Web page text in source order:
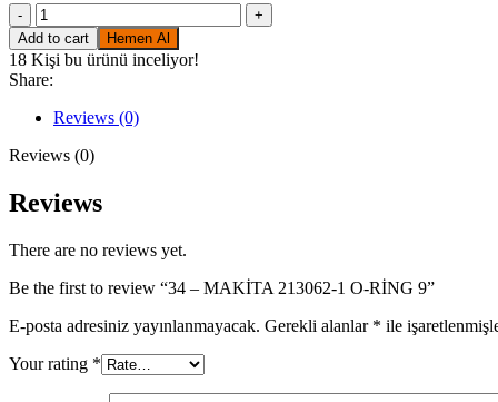
34
-
MAKİTA
213062-
1
O-
RİNG
9
Add to cart Hemen Al
18 Kişi bu ürünü inceliyor!
Share:
Reviews (0)
Reviews (0)
Reviews
There are no reviews yet.
Be the first to review “34 – MAKİTA 213062-1 O-RİNG 9”
E-posta adresiniz yayınlanmayacak. Gerekli alanlar * ile
Your rating *